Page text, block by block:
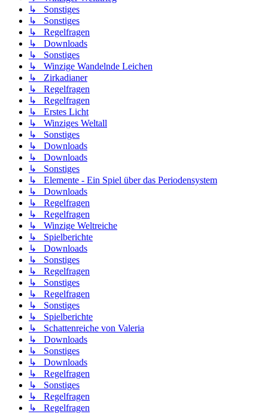
↳ Sonstiges
↳ Sonstiges
↳ Regelfragen
↳ Downloads
↳ Sonstiges
↳ Winzige Wandelnde Leichen
↳ Zirkadianer
↳ Regelfragen
↳ Regelfragen
↳ Erstes Licht
↳ Winziges Weltall
↳ Sonstiges
↳ Downloads
↳ Downloads
↳ Sonstiges
↳ Elemente - Ein Spiel über das Periodensystem
↳ Downloads
↳ Regelfragen
↳ Regelfragen
↳ Winzige Weltreiche
↳ Spielberichte
↳ Downloads
↳ Sonstiges
↳ Regelfragen
↳ Sonstiges
↳ Regelfragen
↳ Sonstiges
↳ Spielberichte
↳ Schattenreiche von Valeria
↳ Downloads
↳ Sonstiges
↳ Downloads
↳ Regelfragen
↳ Sonstiges
↳ Regelfragen
↳ Regelfragen